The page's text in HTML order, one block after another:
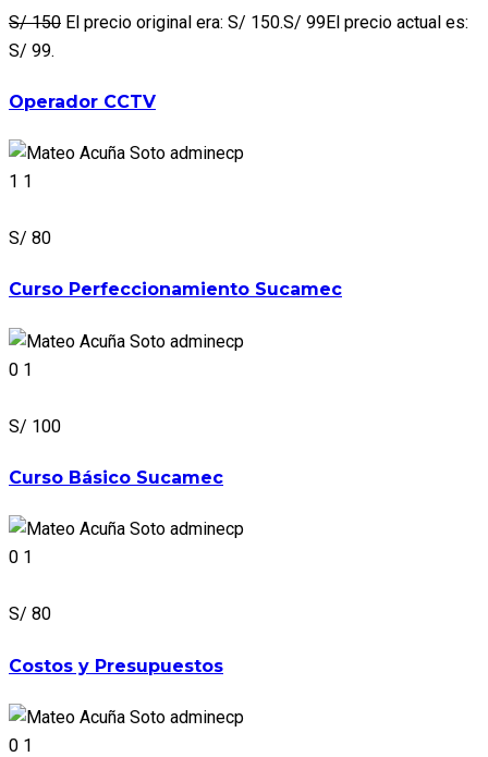
S/ 150 El precio original era: S/ 150.S/ 99El precio actual es:
S/ 99.
Operador CCTV
adminecp
1 1
S/ 80
Curso Perfeccionamiento Sucamec
adminecp
0 1
S/ 100
Curso Básico Sucamec
adminecp
0 1
S/ 80
Costos y Presupuestos
adminecp
0 1